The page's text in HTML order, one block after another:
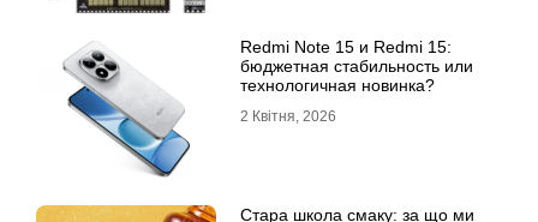
Redmi Note 15 и Redmi 15:
бюджетная стабильность или
технологичная новинка?
2 Квітня, 2026
Стара школа смаку: за що ми